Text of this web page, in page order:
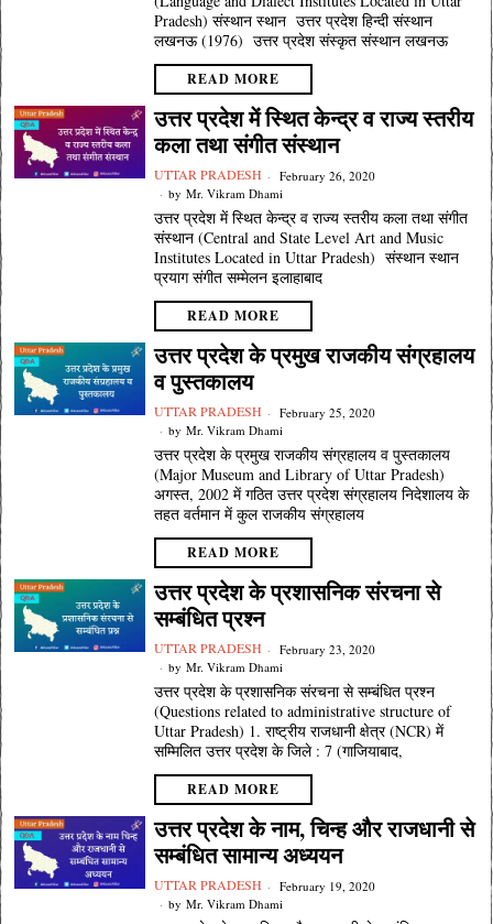
Pradesh) संस्थान स्थान उत्तर प्रदेश हिन्दी संस्थान
लखनऊ (1976) उत्तर प्रदेश संस्कृत संस्थान लखनऊ
READ MORE
उत्तर प्रदेश में स्थित केन्द्र व राज्य स्तरीय
कला तथा संगीत संस्थान
UTTAR PRADESH
February 26, 2020
by Mr. Vikram Dhami
उत्तर प्रदेश में स्थित केन्द्र व राज्य स्तरीय कला तथा संगीत
संस्थान (Central and State Level Art and Music
Institutes Located in Uttar Pradesh) संस्थान स्थान
प्रयाग संगीत सम्मेलन इलाहाबाद
READ MORE
उत्तर प्रदेश के प्रमुख राजकीय संग्रहालय
व पुस्तकालय
UTTAR PRADESH
February 25, 2020
by Mr. Vikram Dhami
उत्तर प्रदेश के प्रमुख राजकीय संग्रहालय व पुस्तकालय
(Major Museum and Library of Uttar Pradesh)
अगस्त, 2002 में गठित उत्तर प्रदेश संग्रहालय निदेशालय के
तहत वर्तमान में कुल राजकीय संग्रहालय
READ MORE
उत्तर प्रदेश के प्रशासनिक संरचना से
सम्बंधित प्रश्न
UTTAR PRADESH
February 23, 2020
by Mr. Vikram Dhami
उत्तर प्रदेश के प्रशासनिक संरचना से सम्बंधित प्रश्न
(Questions related to administrative structure of
Uttar Pradesh) 1. राष्ट्रीय राजधानी क्षेत्र (NCR) में
सम्मिलित उत्तर प्रदेश के जिले : 7 (गाजियाबाद,
READ MORE
उत्तर प्रदेश के नाम, चिन्ह और राजधानी से
सम्बंधित सामान्य अध्ययन
UTTAR PRADESH
February 19, 2020
by Mr. Vikram Dhami